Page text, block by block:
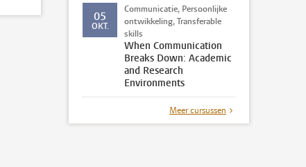
05
OKT.
Communicatie, Persoonlijke
ontwikkeling, Transferable
skills
When Communication
Breaks Down: Academic
and Research
Environments
Meer cursussen